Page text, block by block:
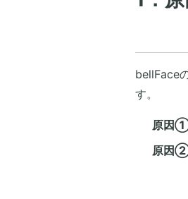
bellFace
す。
原因①
原因②